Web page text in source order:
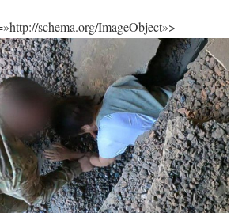
schema.org/ImageObject»>